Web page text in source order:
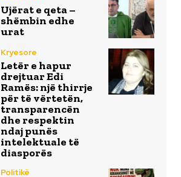
Ujërat e qeta –
shëmbin edhe
urat
Kryesore
Letër e hapur
drejtuar Edi
Ramës: një thirrje
për të vërtetën,
transparencën
dhe respektin
ndaj punës
intelektuale të
diasporës
Politikë